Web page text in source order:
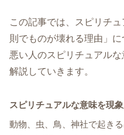
この記事では、スピリチ
則でものが壊れる理由」
悪い人のスピリチュアル
解説していきます。
スピリチュアルな意味を現
動物、虫、鳥、神社で起き